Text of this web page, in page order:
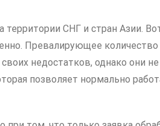
СНГ и стран Азии.
Превалирующее
недостатков, однако они
позволяет нормально